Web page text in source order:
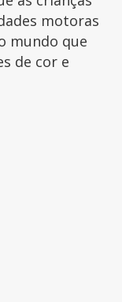
motoras
mundo que
de cor e